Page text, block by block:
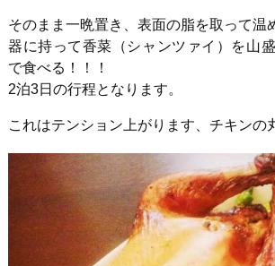
そのまま一晩置き、表面の脂を取って温
器に持って香菜（シャンツァイ）を山
で食べる！！！
2泊3日の行程となります。
これはテンション上がります、チキンの